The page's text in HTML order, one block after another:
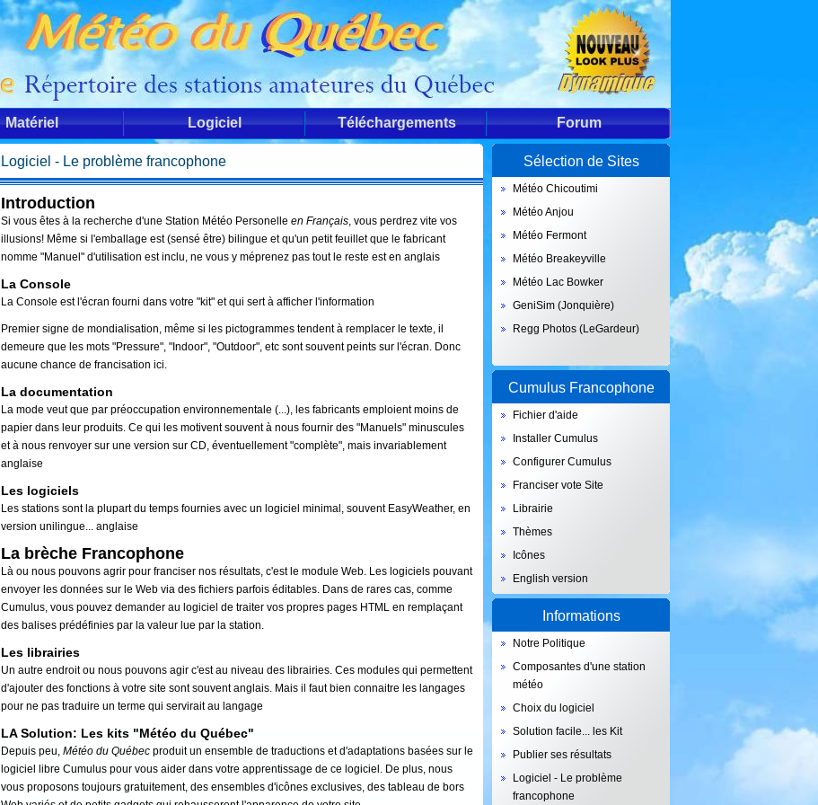
Matériel Logiciel Téléchargements Forum
Sélection de Sites
Météo Chicoutimi
Météo Anjou
Météo Fermont
Météo Breakeyville
Météo Lac Bowker
GeniSim (Jonquière)
Regg Photos (LeGardeur)
Cumulus Francophone
Fichier d'aide
Installer Cumulus
Configurer Cumulus
Franciser vote Site
Librairie
Thèmes
Icônes
English version
Informations
Notre Politique
Composantes d'une station
météo
Choix du logiciel
Solution facile... les Kit
Publier ses résultats
Logiciel - Le problème
francophone
Logiciel - Le problème francophone
Introduction
Si vous êtes à la recherche d'une Station Météo Personelle en Français, vous perdrez vite vos
illusions! Même si l'emballage est (sensé être) bilingue et qu'un petit feuillet que le fabricant
nomme "Manuel" d'utilisation est inclu, ne vous y méprenez pas tout le reste est en anglais
La Console
La Console est l'écran fourni dans votre "kit" et qui sert à afficher l'information
Premier signe de mondialisation, même si les pictogrammes tendent à remplacer le texte, il
demeure que les mots "Pressure", "Indoor", "Outdoor", etc sont souvent peints sur l'écran. Donc
aucune chance de francisation ici.
La documentation
La mode veut que par préoccupation environnementale (...), les fabricants emploient moins de
papier dans leur produits. Ce qui les motivent souvent à nous fournir des "Manuels" minuscules
et à nous renvoyer sur une version sur CD, éventuellement "complète", mais invariablement
anglaise
Les logiciels
Les stations sont la plupart du temps fournies avec un logiciel minimal, souvent EasyWeather, en
version unilingue... anglaise
La brèche Francophone
Là ou nous pouvons agrir pour franciser nos résultats, c'est le module Web. Les logiciels pouvant
envoyer les données sur le Web via des fichiers parfois éditables. Dans de rares cas, comme
Cumulus, vous pouvez demander au logiciel de traiter vos propres pages HTML en remplaçant
des balises prédéfinies par la valeur lue par la station.
Les librairies
Un autre endroit ou nous pouvons agir c'est au niveau des librairies. Ces modules qui permettent
d'ajouter des fonctions à votre site sont souvent anglais. Mais il faut bien connaitre les langages
pour ne pas traduire un terme qui servirait au langage
LA Solution: Les kits "Météo du Québec"
Depuis peu, Météo du Québec produit un ensemble de traductions et d'adaptations basées sur le
logiciel libre Cumulus pour vous aider dans votre apprentissage de ce logiciel. De plus, nous
vous proposons toujours gratuitement, des ensembles d'icônes exclusives, des tableau de bors